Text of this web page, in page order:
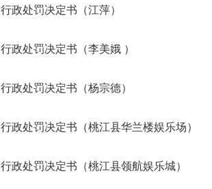
行政处罚决定书（江萍）
行政处罚决定书（李美娥 ）
行政处罚决定书（杨宗德）
行政处罚决定书（桃江县华兰楼娱乐场）
行政处罚决定书（桃江县领航娱乐城）